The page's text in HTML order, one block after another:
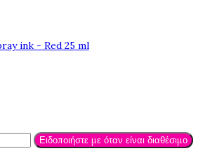
Ειδοποιήστε με όταν είναι διαθέσιμο